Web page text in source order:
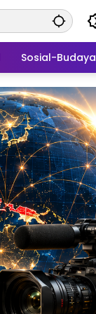
Sosial-Budaya